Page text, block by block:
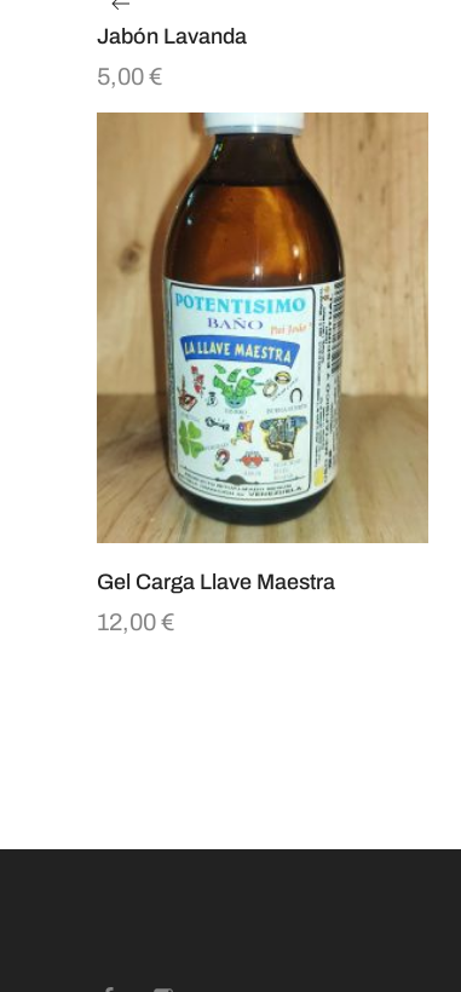
Jabón Lavanda
5,00€
Gel Carga Llave Maestra
12,00€